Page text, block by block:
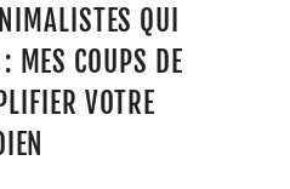
QUI
MES COUPS DE
VOTRE